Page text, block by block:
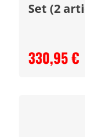
330,95 €